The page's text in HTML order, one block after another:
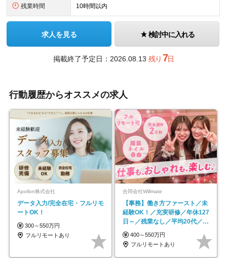
残業時間 10時間以内
求人を見る 検討中に入れる
掲載終了予定日：2026.08.13残り 7日
行動履歴からオススメの求人
Apollon株式会社
データ入力/完全在宅・フルリモ
ートOK！
300～550万円
フルリモートあり
合同会社Willmate
【事務】働き方ファースト／未
経験OK！／充実研修／年休127
日～／残業なし／平均20代／リ
モートOK
400～550万円
フルリモートあり